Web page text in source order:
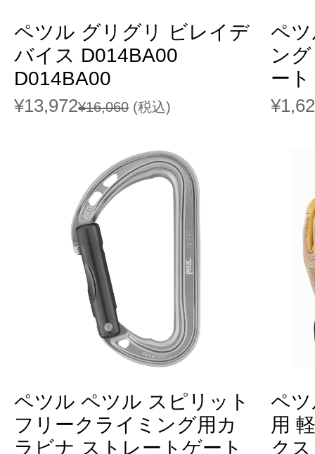
ペツル グリグリ ビレイデ
バイス D014BA00
D014BA00
¥13,972¥16,060 (税込)
ペ
ン
ー
ペツル ペツル スピリット
フリークライミング用カ
ラビナ ストレートゲート
ペ
用
ク